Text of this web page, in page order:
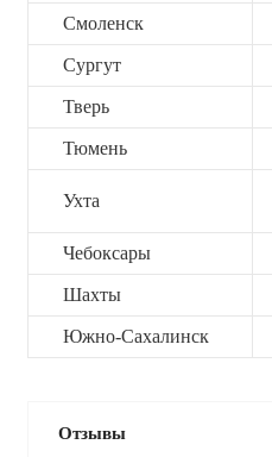
Смоленск
Сургут
Тверь
Тюмень
Ухта
Чебоксары
Шахты
Южно-Сахалинск
Отзывы